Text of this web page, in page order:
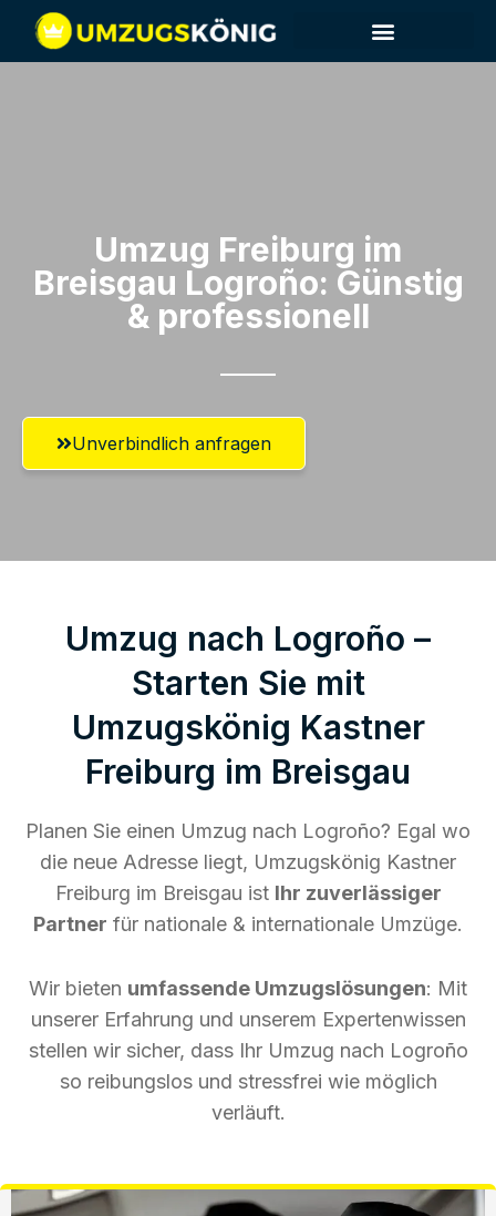
Umzug Freiburg im
Breisgau​ Logroño: Günstig
& professionell​
Unverbindlich anfragen
Umzug nach Logroño –
Starten Sie mit
Umzugskönig Kastner
Freiburg im Breisgau
Planen Sie einen Umzug nach Logroño? Egal wo
die neue Adresse liegt, Umzugskönig Kastner
Freiburg im Breisgau ist Ihr zuverlässiger
Partner für nationale & internationale Umzüge.
Wir bieten umfassende Umzugslösungen: Mit
unserer Erfahrung und unserem Expertenwissen
stellen wir sicher, dass Ihr Umzug nach Logroño
so reibungslos und stressfrei wie möglich
verläuft.